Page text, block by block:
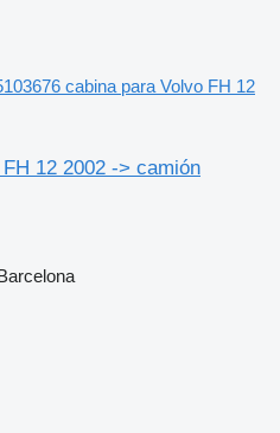
cabina para Volvo FH 12
12 2002 -> camión